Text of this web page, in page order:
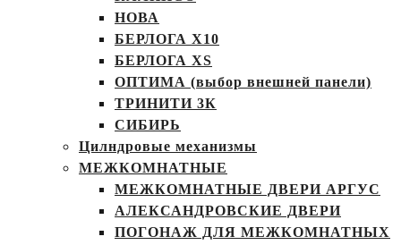
НОВА
БЕРЛОГА Х10
БЕРЛОГА XS
ОПТИМА (выбор внешней панели)
ТРИНИТИ 3К
СИБИРЬ
Цилндровые механизмы
МЕЖКОМНАТНЫЕ
МЕЖКОМНАТНЫЕ ДВЕРИ АРГУС
АЛЕКСАНДРОВСКИЕ ДВЕРИ
ПОГОНАЖ ДЛЯ МЕЖКОМНАТНЫХ